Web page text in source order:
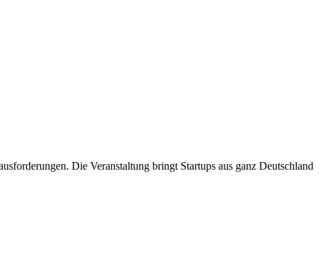
Die Veranstaltung bringt Startups aus ganz Deutschland